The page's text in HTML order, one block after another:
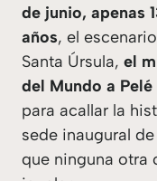
de junio, apenas
años, el
Santa Úrsula, el
del Mundo a
para acallar la
sede inaugural
que ninguna otra